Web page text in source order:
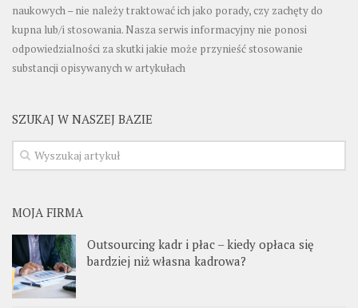
naukowych – nie należy traktować ich jako porady, czy zachęty do
kupna lub/i stosowania. Nasza serwis informacyjny nie ponosi
odpowiedzialności za skutki jakie może przynieść stosowanie
substancji opisywanych w artykułach
SZUKAJ W NASZEJ BAZIE
MOJA FIRMA
Outsourcing kadr i płac – kiedy opłaca się
bardziej niż własna kadrowa?